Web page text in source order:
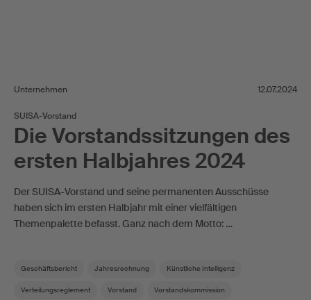
Unternehmen 12.07.2024
SUISA-Vorstand
Die Vorstandssitzungen des
ersten Halbjahres 2024
Der SUISA-Vorstand und seine permanenten Ausschüsse
haben sich im ersten Halbjahr mit einer vielfältigen
Themenpalette befasst. Ganz nach dem Motto: …
Geschäftsbericht Jahresrechnung Künstliche Intelligenz
Verteilungsreglement Vorstand Vorstandskommission